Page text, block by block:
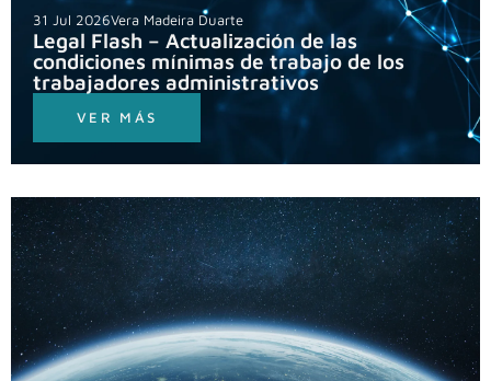
VER MÁS
Legal Flash – Actualización de las
condiciones mínimas de trabajo de los
trabajadores administrativos
31 Jul 2026Vera Madeira Duarte